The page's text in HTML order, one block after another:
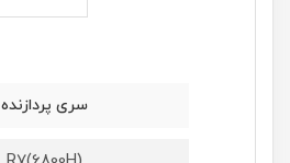
سری پردازنده